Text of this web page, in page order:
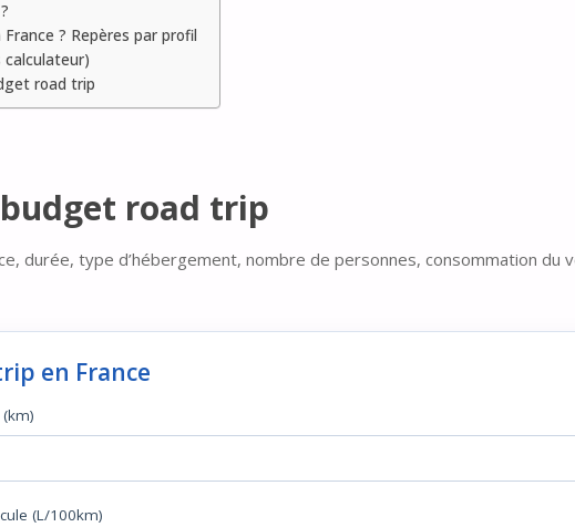
? Repères par profil
calculateur)
road trip
road trip
durée, type d’hébergement, nombre de personnes, consommation du
en France
(L/100km)